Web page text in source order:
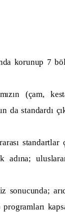
korunup 7
(çam,
da standardı